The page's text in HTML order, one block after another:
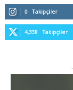
0 Takipçiler
4,338 Takipçiler